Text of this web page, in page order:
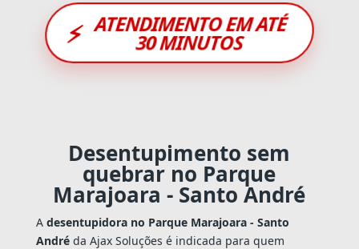
⚡ ATENDIMENTO EM ATÉ
30 MINUTOS
Desentupimento sem
quebrar no Parque
Marajoara - Santo André
A desentupidora no Parque Marajoara - Santo
Andréda Ajax Soluções é indicada para quem